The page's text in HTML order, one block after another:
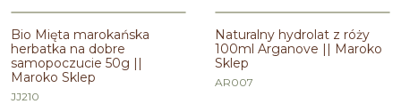
PROMOCJA
Bio Mięta marokańska
herbatka na dobre
samopoczucie 50g ||
Maroko Sklep
JJ210
Naturalny hydrolat z róży
100ml Arganove || Maroko
Sklep
AR007